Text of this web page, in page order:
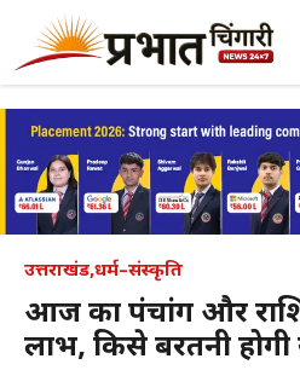
content
उत्तराखंड,धर्म–संस्कृति
आज का पंचांग और
लाभ, किसे बरतनी होगी